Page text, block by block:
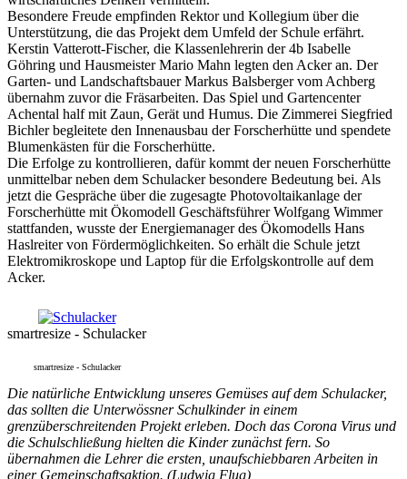
Besondere Freude empfinden Rektor und Kollegium über die
Unterstützung, die das Projekt dem Umfeld der Schule erfährt.
Kerstin Vatterott-Fischer, die Klassenlehrerin der 4b Isabelle
Göhring und Hausmeister Mario Mahn legten den Acker an. Der
Garten- und Landschaftsbauer Markus Balsberger vom Achberg
übernahm zuvor die Fräsarbeiten. Das Spiel und Gartencenter
Achental half mit Zaun, Gerät und Humus. Die Zimmerei Siegfried
Bichler begleitete den Innenausbau der Forscherhütte und spendete
Blumenkästen für die Forscherhütte.
Die Erfolge zu kontrollieren, dafür kommt der neuen Forscherhütte
unmittelbar neben dem Schulacker besondere Bedeutung bei. Als
jetzt die Gespräche über die zugesagte Photovoltaikanlage der
Forscherhütte mit Ökomodell Geschäftsführer Wolfgang Wimmer
stattfanden, wusste der Energiemanager des Ökomodells Hans
Haslreiter von Fördermöglichkeiten. So erhält die Schule jetzt
Elektromikroskope und Laptop für die Erfolgskontrolle auf dem
Acker.
smartresize - Schulacker
smartresize - Schulacker
Die natürliche Entwicklung unseres Gemüses auf dem Schulacker,
das sollten die Unterwössner Schulkinder in einem
grenzüberschreitenden Projekt erleben. Doch das Corona Virus und
die Schulschließung hielten die Kinder zunächst fern. So
übernahmen die Lehrer die ersten, unaufschiebbaren Arbeiten in
einer Gemeinschaftsaktion. (Ludwig Flug)